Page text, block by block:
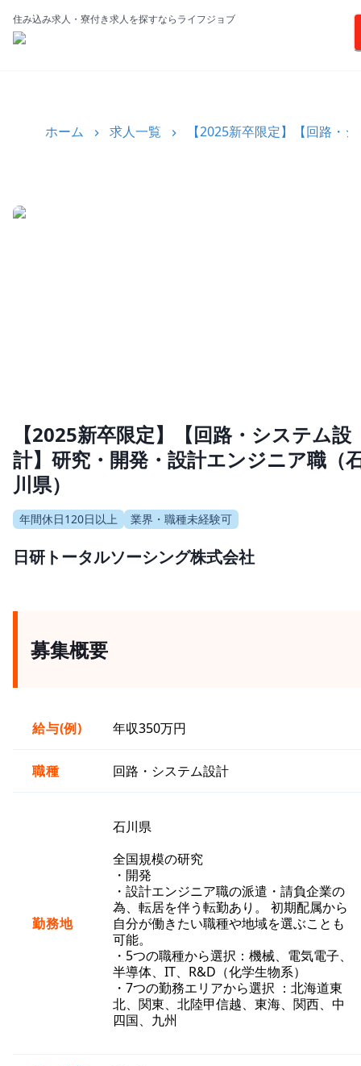
住み込み求人・寮付き求人を探すならライフジョブ
ホーム 求人一覧 【2025新卒限定】【回路・
【2025新卒限定】【回路・システム設
計】研究・開発・設計エンジニア職（
川県）
年間休日120日以上 業界・職種未経験可
日研トータルソーシング株式会社
募集概要
給与(例) 年収350万円
職種 回路・システム設計
勤務地
石川県
全国規模の研究
・開発
・設計エンジニア職の派遣・請負企業の
為、転居を伴う転勤あり。 初期配属から
自分が働きたい職種や地域を選ぶことも
可能。
・5つの職種から選択：機械、電気電子、
半導体、IT、R&D（化学生物系）
・7つの勤務エリアから選択 ：北海道東
北、関東、北陸甲信越、東海、関西、中
四国、九州